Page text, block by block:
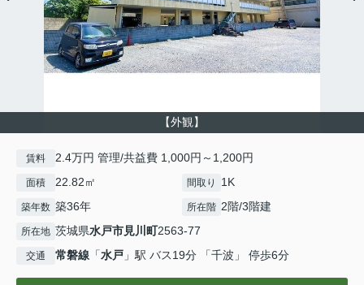
【外観】
賃料 2.4万円 管理/共益費 1,000円～1,200円
面積 22.82㎡ 間取り 1K
築年数 築36年 所在階 2階/3階建
所在地 茨城県水戸市見川町2563-77
交通 常磐線 「水戸 」駅 バス19分 「千波」 停歩6分